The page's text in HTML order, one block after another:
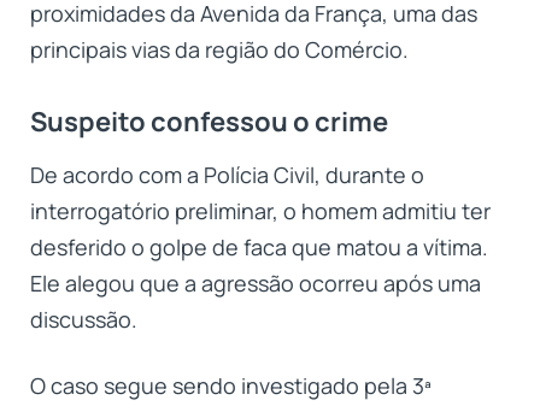
proximidades da Avenida da França, uma das
principais vias da região do Comércio.
Suspeito confessou o crime
De acordo com a Polícia Civil, durante o
interrogatório preliminar, o homem admitiu ter
desferido o golpe de faca que matou a vítima.
Ele alegou que a agressão ocorreu após uma
discussão.
O caso segue sendo investigado pela 3ª